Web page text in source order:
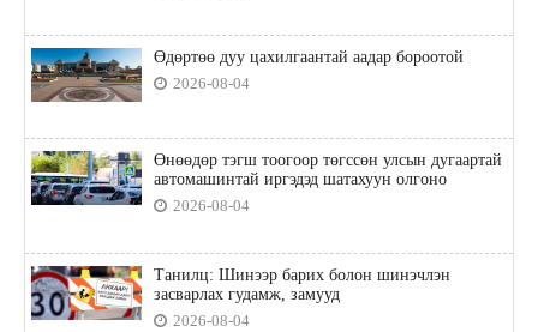
Өдөртөө дуу цахилгаантай аадар бороотой
2026-08-04
Өнөөдөр тэгш тоогоор төгссөн улсын дугаартай
автомашинтай иргэдэд шатахуун олгоно
2026-08-04
Танилц: Шинээр барих болон шинэчлэн
засварлах гудамж, замууд
2026-08-04